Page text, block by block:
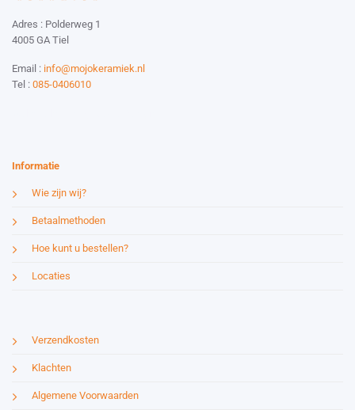
Adres : Polderweg 1
4005 GA Tiel
Email : info@mojokeramiek.nl
Tel : 085-0406010
Informatie
Wie zijn wij?
Betaalmethoden
Hoe kunt u bestellen?
Locaties
Verzendkosten
Klachten
Algemene Voorwaarden